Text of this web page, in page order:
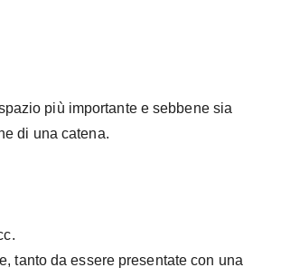
più importante e sebbene sia
di una catena.
tanto da essere presentate con una